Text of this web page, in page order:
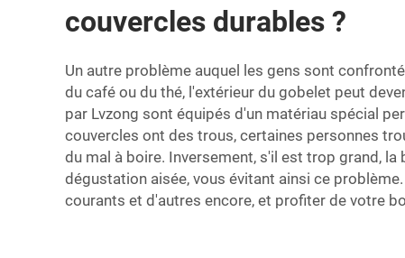
couvercles durables ?
Un autre problème auquel les gens sont
du café ou du thé, l'extérieur du gobelet peut
par Lvzong sont équipés d'un matériau spécial
couvercles ont des trous, certaines personnes
du mal à boire. Inversement, s'il est trop grand,
dégustation aisée, vous évitant ainsi ce
courants et d'autres encore, et profiter de votre